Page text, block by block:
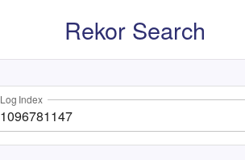
Rekor Search
Log Index